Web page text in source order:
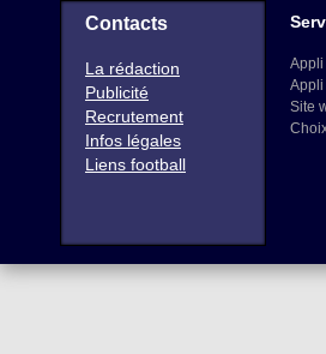
Contacts
La rédaction
Publicité
Recrutement
Infos légales
Liens football
Appli
Appli
Site